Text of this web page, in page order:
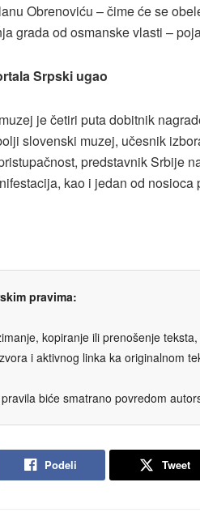
Obrenoviću – čime će se
grada od osmanske vlasti –
Srpski ugao
je četiri puta dobitnik
slovenski muzej, učesnik
predstavnik Srbije
kao i jedan od
pravima:
kopiranje ili prenošenje
i aktivnog linka ka originalnom
biće smatrano povredom
Podeli Tweet